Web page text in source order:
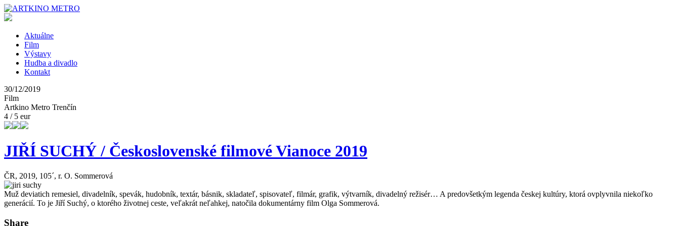
Aktuálne
Film
Výstavy
Hudba a divadlo
Kontakt
30/12/2019
Film
Artkino Metro Trenčín
4 / 5 eur
JIŘÍ SUCHÝ / Československé filmové Vianoce 2019
ČR, 2019, 105´, r. O. Sommerová
Muž deviatich remesiel, divadelník, spevák, hudobník, textár, básnik, skladateľ, spisovateľ, filmár, grafik, výtvarník, divadelný režisér… A predovšetkým legenda českej kultúry, ktorá ovplyvnila niekoľko
generácií. To je Jiří Suchý, o ktorého životnej ceste, veľakrát neľahkej, natočila dokumentárny film Olga Sommerová.
Share